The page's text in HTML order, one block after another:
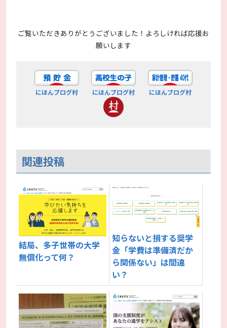
ご覧いただきありがとうございました！よろしければ応援お
願いします
にほんブログ村 にほんブログ村 にほんブログ村
関連投稿
結局、多子世帯の大学
無償化って何？
知らないと損する奨学
金「学費は準備済だか
ら関係ない」は間違
い？